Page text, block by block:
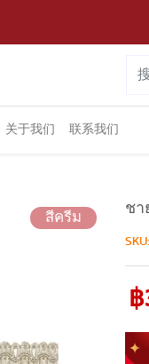
关于我们 联系我们
สีครีม
ชา